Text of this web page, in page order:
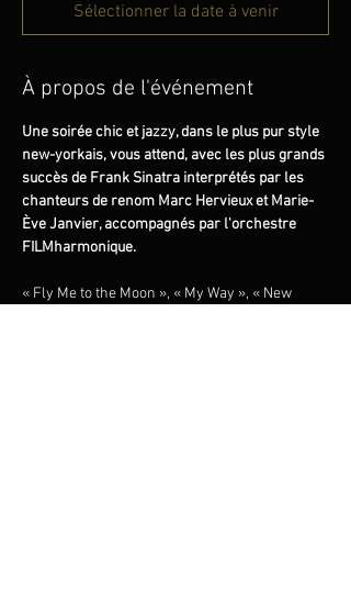
Sélectionner la date à venir
À propos de l'événement
Une soirée chic et jazzy, dans le plus pur style
new-yorkais, vous attend, avec les plus grands
succès de Frank Sinatra interprétés par les
chanteurs de renom Marc Hervieux et Marie-
Ève Janvier, accompagnés par l'orchestre
FILMharmonique.
« Fly Me to the Moon », « My Way », « New